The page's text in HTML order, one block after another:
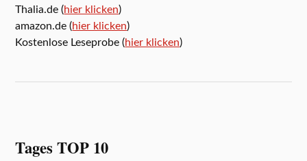
Thalia.de (hier klicken)
amazon.de (hier klicken)
Kostenlose Leseprobe (hier klicken)
Tages TOP 10